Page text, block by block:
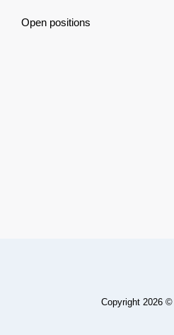
Open positions
Copyright 2026 ©